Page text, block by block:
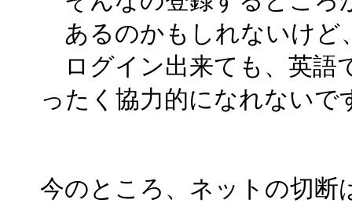
あるのかもしれないけ
ログイン出来ても、英語
ったく協力的になれないで
今のところ、ネットの切断